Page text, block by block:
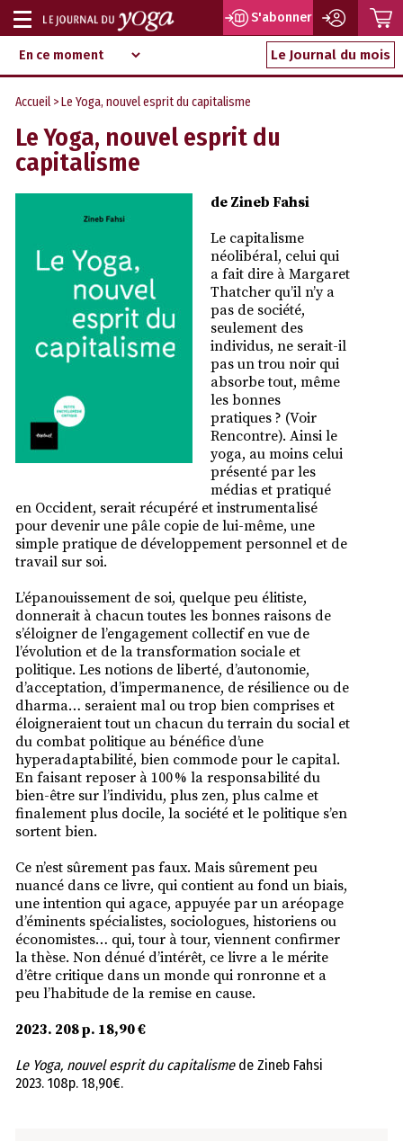
Aller
au
contenu
d‘information
indépendant
Afficher
ou
masquer
la
navigation
S'abonner
Le Journal du mois
Accueil > Le Yoga, nouvel esprit du capitalisme
Le Yoga, nouvel esprit du
capitalisme
de Zineb Fahsi
Le capitalisme
néolibéral, celui qui
a fait dire à Margaret
Thatcher qu’il n’y a
pas de société,
seulement des
individus, ne serait-il
pas un trou noir qui
absorbe tout, même
les bonnes
pratiques ? (Voir
Rencontre). Ainsi le
yoga, au moins celui
présenté par les
médias et pratiqué
en Occident, serait récupéré et instrumentalisé
pour devenir une pâle copie de lui-même, une
simple pratique de développement personnel et de
travail sur soi.
L’épanouissement de soi, quelque peu élitiste,
donnerait à chacun toutes les bonnes raisons de
s’éloigner de l’engagement collectif en vue de
l’évolution et de la transformation sociale et
politique. Les notions de liberté, d’autonomie,
d’acceptation, d’impermanence, de résilience ou de
dharma… seraient mal ou trop bien comprises et
éloigneraient tout un chacun du terrain du social et
du combat politique au bénéfice d’une
hyperadaptabilité, bien commode pour le capital.
En faisant reposer à 100 % la responsabilité du
bien-être sur l’individu, plus zen, plus calme et
finalement plus docile, la société et le politique s’en
sortent bien.
Ce n’est sûrement pas faux. Mais sûrement peu
nuancé dans ce livre, qui contient au fond un biais,
une intention qui agace, appuyée par un aréopage
d’éminents spécialistes, sociologues, historiens ou
économistes… qui, tour à tour, viennent confirmer
la thèse. Non dénué d’intérêt, ce livre a le mérite
d’être critique dans un monde qui ronronne et a
peu l’habitude de la remise en cause.
2023. 208 p. 18,90 €
Le Yoga, nouvel esprit du capitalismede Zineb Fahsi
2023. 108p. 18,90€.